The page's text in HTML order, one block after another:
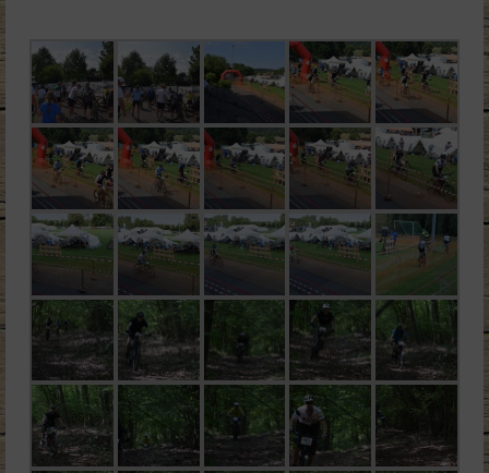
mbo Kids Races
TrailRun
Bilder & Videos
Sponsoren
Kontakt